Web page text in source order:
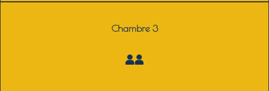
Chambre 3